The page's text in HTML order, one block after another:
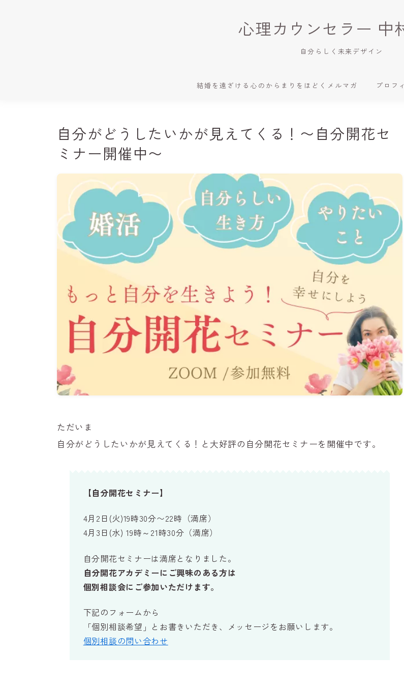
心理カウンセラー 中
自分らしく未来デザイン
結婚を遠ざける心のからまりをほどくメルマガ プロフ
自分がどうしたいかが見えてくる！〜自分開花セ
ミナー開催中〜
ただいま
自分がどうしたいかが見えてくる！と大好評の自分開花セミナーを開催中です。
【自分開花セミナー】
4月2日(火)19時30分〜22時（満席）
4月3日(水) 19時～21時30分（満席）
自分開花セミナーは満席となりました。
自分開花アカデミーにご興味のある方は
個別相談会にご参加いただけます。
下記のフォームから
「個別相談希望」とお書きいただき、メッセージをお願いします。
個別相談の問い合わせ